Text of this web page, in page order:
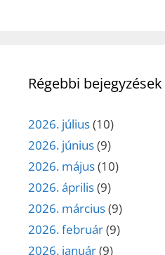
Régebbi bejegyzések
2026. július(10)
2026. június(9)
2026. május(10)
2026. április(9)
2026. március(9)
2026. február(9)
2026. január(9)